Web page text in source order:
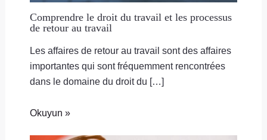
Comprendre le droit du travail et les processus
de retour au travail
Les affaires de retour au travail sont des affaires
importantes qui sont fréquemment rencontrées
dans le domaine du droit du […]
Okuyun »